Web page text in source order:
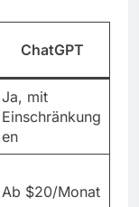
ChatGPT
Ja, mit
Einschränkung
en
Ab $20/Monat